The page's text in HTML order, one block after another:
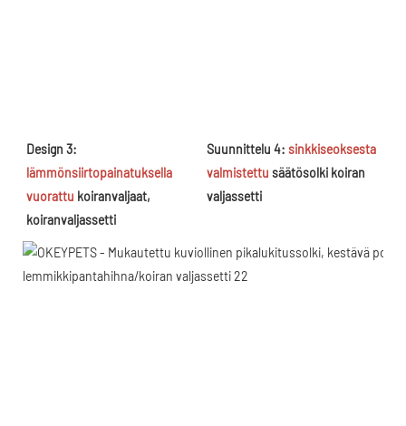
lämmönsiirtopainatuksella
vuorattu koiranvaljaat,
koiranvaljassetti
Suunnittelu 4: sinkkiseoksesta
valmistettu säätösolki koiran
valjassetti